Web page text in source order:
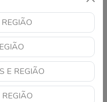
E REGIÃO